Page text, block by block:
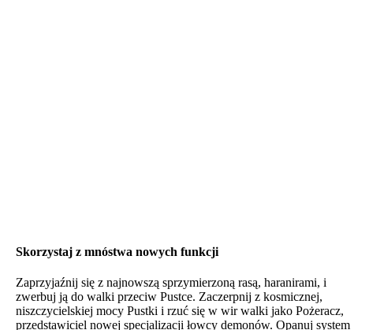
Skorzystaj z mnóstwa nowych funkcji
Zaprzyjaźnij się z najnowszą sprzymierzoną rasą, haranirami, i
zwerbuj ją do walki przeciw Pustce. Zaczerpnij z kosmicznej,
niszczycielskiej mocy Pustki i rzuć się w wir walki jako Pożeracz,
przedstawiciel nowej specjalizacji łowcy demonów. Opanuj system